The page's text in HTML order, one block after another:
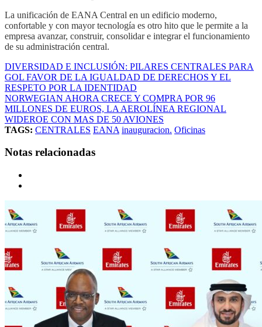
La unificación de EANA Central en un edificio moderno,
confortable y con mayor tecnología es otro hito que le permite a la
empresa avanzar, construir, consolidar e integrar el funcionamiento
de su administración central.
DIVERSIDAD E INCLUSIÓN: PILARES CENTRALES PARA
GOL FAVOR DE LA IGUALDAD DE DERECHOS Y EL
RESPETO POR LA IDENTIDAD
NORWEGIAN AHORA CRECE Y COMPRA POR 96
MILLONES DE EUROS, LA AEROLÍNEA REGIONAL
WIDEROE CON MAS DE 50 AVIONES
TAGS: CENTRALES EANA inauguracion. Oficinas
Notas relacionadas